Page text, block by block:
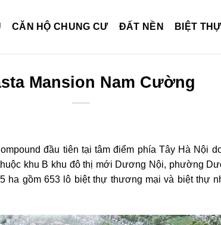
CĂN HỘ CHUNG CƯ ĐẤT NỀN BIỆT
Mansion Nam Cường
đầu tiên tại tâm điểm phía Tây Hà Nội
khu B khu đô thị mới Dương Nội, phường
ha gồm 653 lô biệt thự thương mại và biệt thự